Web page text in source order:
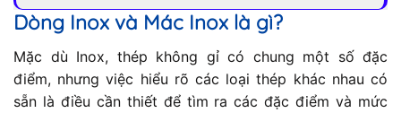
Dòng Inox và Mác Inox là gì?
Mặc dù Inox, thép không gỉ có chung một số đặc
điểm, nhưng việc hiểu rõ các loại thép khác nhau có
sẵn là điều cần thiết để tìm ra các đặc điểm và mức